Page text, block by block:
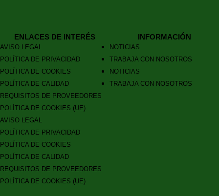
ENLACES DE INTERÉS
AVISO LEGAL
POLÍTICA DE PRIVACIDAD
POLÍTICA DE COOKIES
POLÍTICA DE CALIDAD
REQUISITOS DE PROVEEDORES
POLÍTICA DE COOKIES (UE)
AVISO LEGAL
POLÍTICA DE PRIVACIDAD
POLÍTICA DE COOKIES
POLÍTICA DE CALIDAD
REQUISITOS DE PROVEEDORES
POLÍTICA DE COOKIES (UE)
INFORMACIÓN
NOTICIAS
TRABAJA CON NOSOTROS
NOTICIAS
TRABAJA CON NOSOTROS